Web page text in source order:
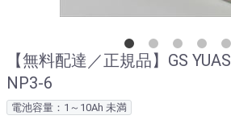
【無料配達／正規品】GS
NP3-6
電池容量：1～10Ah 未満